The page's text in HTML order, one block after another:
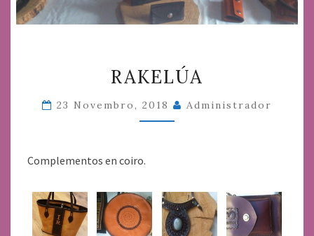
RAKELÚA
23 Novembro, 2018 Administrador
Complementos en coiro.